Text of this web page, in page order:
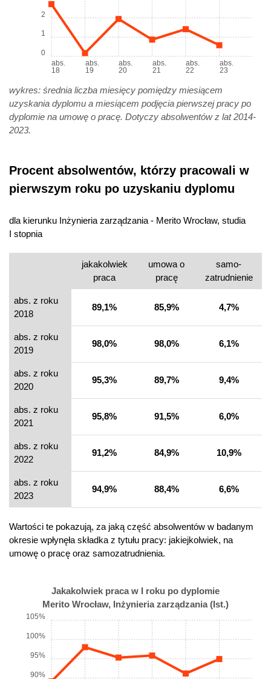
abs.
18
abs.
19
abs.
20
abs.
21
abs.
22
abs.
23
0
1
2
wykres: średnia liczba miesięcy pomiędzy miesiącem
uzyskania dyplomu a miesiącem podjęcia pierwszej pracy po
dyplomie na umowę o pracę. Dotyczy absolwentów z lat 2014-
2023.
Procent absolwentów, którzy pracowali w
pierwszym roku po uzyskaniu dyplomu
dla kierunku Inżynieria zarządzania - Merito Wrocław, studia
I stopnia
jakakolwiek
praca
umowa o
pracę
samo­
zatrudnienie
abs. z roku
2018
89,1% 85,9% 4,7%
abs. z roku
2019
98,0% 98,0% 6,1%
abs. z roku
2020
95,3% 89,7% 9,4%
abs. z roku
2021
95,8% 91,5% 6,0%
abs. z roku
2022
91,2% 84,9% 10,9%
abs. z roku
2023
94,9% 88,4% 6,6%
Wartości te pokazują, za jaką część absolwentów w badanym
okresie wpłynęła składka z tytułu pracy: jakiejkolwiek, na
umowę o pracę oraz samozatrudnienia.
Jakakolwiek praca w I roku po dyplomie
Merito Wrocław, Inżynieria zarządzania (Ist.)
90%
95%
100%
105%